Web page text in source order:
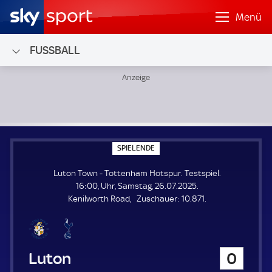
Menü
FUSSBALL
SPIELENDE
P
E
L
E
N
Luton Town - Tottenham Hotspur. Testspiel.
16:00, Uhr, Samstag, 26.07.2025.
Kenilworth Road
Zuschauer: Z
10.871.
Luton Town
0